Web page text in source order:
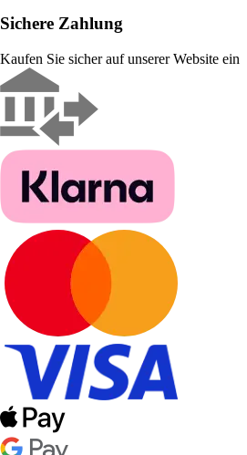
Sichere Zahlung
Kaufen Sie sicher auf unserer Website ein